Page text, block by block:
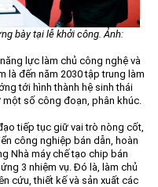
bày tại lễ khởi công. Ảnh:
lực làm chủ công nghệ và
là đến năm 2030 tập trung làm
tới hình thành hệ sinh thái
số công đoạn, phân khúc.
tiếp tục giữ vai trò nòng cốt,
công nghiệp bán dẫn, hoàn
Nhà máy chế tạo chip bán
3 nhiệm vụ. Đó là, làm chủ
cứu, thiết kế và sản xuất các